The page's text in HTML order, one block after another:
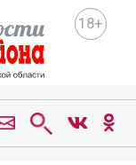
18+